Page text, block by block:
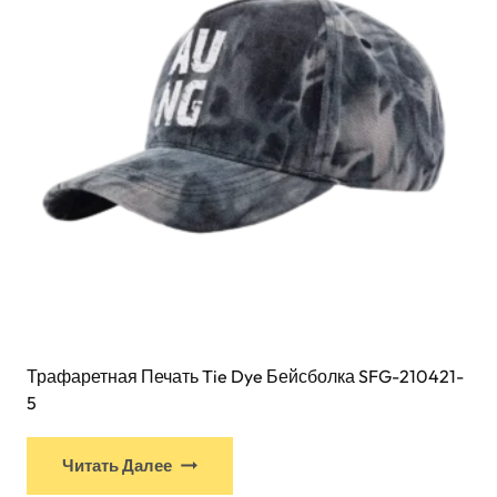
выбрать
на
странице
товара
Трафаретная Печать Tie Dye Бейсболка SFG-210421-
5
Читать Далее